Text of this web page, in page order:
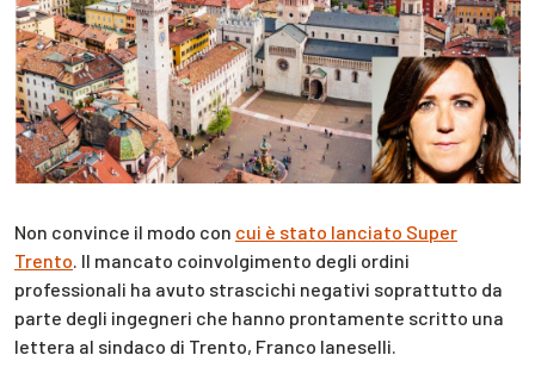
Non convince il modo con cui è stato lanciato Super
Trento . Il mancato coinvolgimento degli ordini
professionali ha avuto strascichi negativi soprattutto da
parte degli ingegneri che hanno prontamente scritto una
lettera al sindaco di Trento, Franco Ianeselli.